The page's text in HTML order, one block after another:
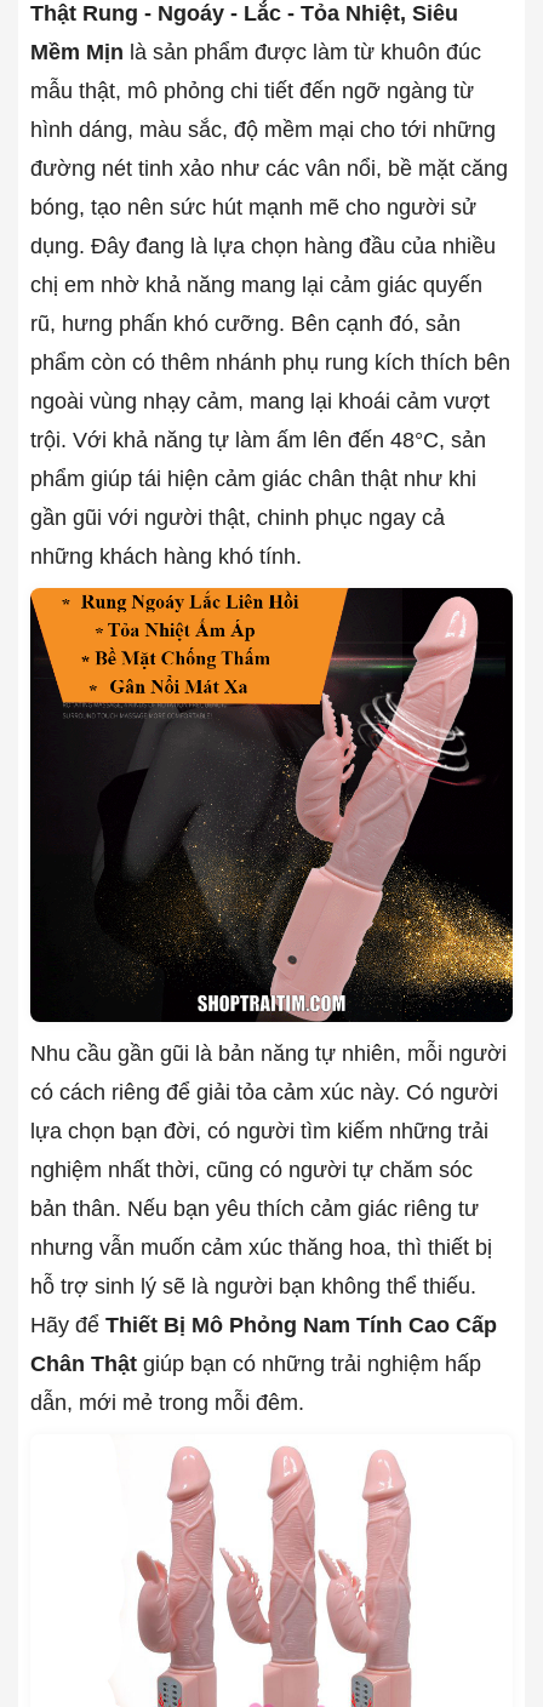
Thật Rung - Ngoáy - Lắc - Tỏa Nhiệt, Siêu
Mềm Mịn là sản phẩm được làm từ khuôn đúc
mẫu thật, mô phỏng chi tiết đến ngỡ ngàng từ
hình dáng, màu sắc, độ mềm mại cho tới những
đường nét tinh xảo như các vân nổi, bề mặt căng
bóng, tạo nên sức hút mạnh mẽ cho người sử
dụng. Đây đang là lựa chọn hàng đầu của nhiều
chị em nhờ khả năng mang lại cảm giác quyến
rũ, hưng phấn khó cưỡng. Bên cạnh đó, sản
phẩm còn có thêm nhánh phụ rung kích thích bên
ngoài vùng nhạy cảm, mang lại khoái cảm vượt
trội. Với khả năng tự làm ấm lên đến 48°C, sản
phẩm giúp tái hiện cảm giác chân thật như khi
gần gũi với người thật, chinh phục ngay cả
những khách hàng khó tính.
Nhu cầu gần gũi là bản năng tự nhiên, mỗi người
có cách riêng để giải tỏa cảm xúc này. Có người
lựa chọn bạn đời, có người tìm kiếm những trải
nghiệm nhất thời, cũng có người tự chăm sóc
bản thân. Nếu bạn yêu thích cảm giác riêng tư
nhưng vẫn muốn cảm xúc thăng hoa, thì thiết bị
hỗ trợ sinh lý sẽ là người bạn không thể thiếu.
Hãy để Thiết Bị Mô Phỏng Nam Tính Cao Cấp
Chân Thật giúp bạn có những trải nghiệm hấp
dẫn, mới mẻ trong mỗi đêm.